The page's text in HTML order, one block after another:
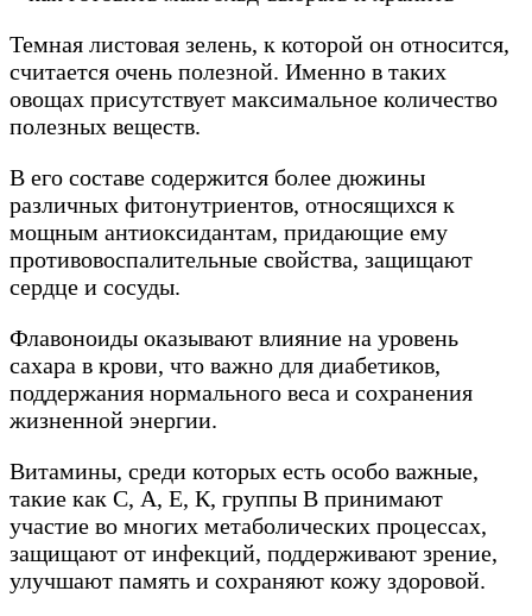
Темная листовая зелень, к которой он относится,
считается очень полезной. Именно в таких
овощах присутствует максимальное количество
полезных веществ.
В его составе содержится более дюжины
различных фитонутриентов, относящихся к
мощным антиоксидантам, придающие ему
противовоспалительные свойства, защищают
сердце и сосуды.
Флавоноиды оказывают влияние на уровень
сахара в крови, что важно для диабетиков,
поддержания нормального веса и сохранения
жизненной энергии.
Витамины, среди которых есть особо важные,
такие как С, А, Е, К, группы В принимают
участие во многих метаболических процессах,
защищают от инфекций, поддерживают зрение,
улучшают память и сохраняют кожу здоровой.